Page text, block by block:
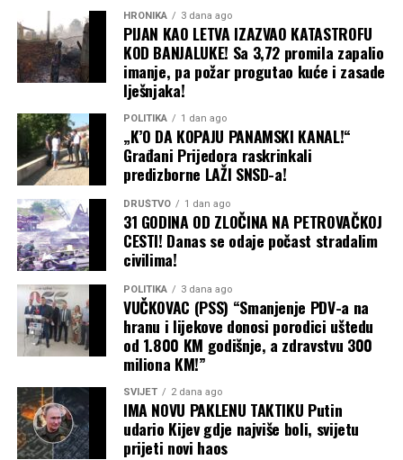
(BN)
HRONIKA 3 dana ago
PIJAN KAO LETVA IZAZVAO KATASTROFU
KOD BANJALUKE! Sa 3,72 promila zapalio
imanje, pa požar progutao kuće i zasade
lješnjaka!
POLITIKA 1 dan ago
„K’O DA KOPAJU PANAMSKI KANAL!“
Građani Prijedora raskrinkali
predizborne LAŽI SNSD-a!
DRUŠTVO 1 dan ago
31 GODINA OD ZLOČINA NA PETROVAČKOJ
CESTI! Danas se odaje počast stradalim
civilima!
POLITIKA 3 dana ago
VUČKOVAC (PSS) “Smanjenje PDV-a na
hranu i lijekove donosi porodici uštedu
od 1.800 KM godišnje, a zdravstvu 300
miliona KM!”
SVIJET 2 dana ago
IMA NOVU PAKLENU TAKTIKU Putin
udario Kijev gdje najviše boli, svijetu
prijeti novi haos